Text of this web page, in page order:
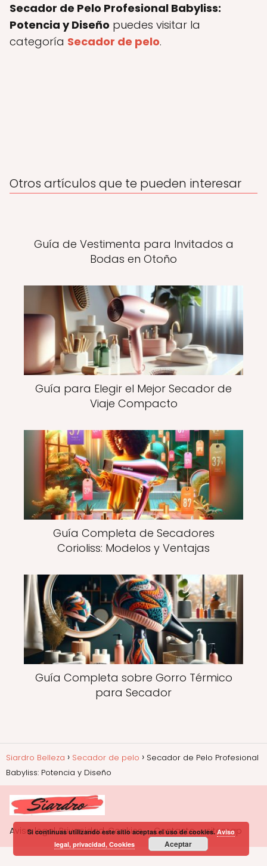
Secador de Pelo Profesional Babyliss:
Potencia y Diseño puedes visitar la
categoría Secador de pelo.
Otros artículos que te pueden interesar
Guía de Vestimenta para Invitados a
Bodas en Otoño
Guía para Elegir el Mejor Secador de
Viaje Compacto
Guía Completa de Secadores
Corioliss: Modelos y Ventajas
Guía Completa sobre Gorro Térmico
para Secador
Siardro Belleza Secador de pelo
Secador de Pelo Profesional
Babyliss: Potencia y Diseño
Aviso legal, Privacidad, Cookies Contacto sitemap
Si continuas utilizando este sitio aceptas el uso de cookies.Aviso
legal, privacidad, Cookies
Aceptar